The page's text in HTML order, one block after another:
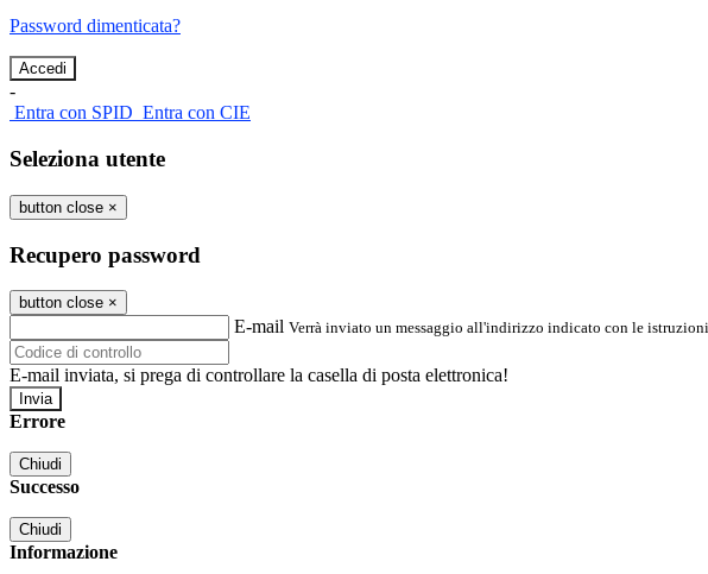
Password dimenticata?
-
Entra con SPID Entra con CIE
Seleziona utente
button close ×
Recupero password
button close ×
E-mail Verrà inviato un messaggio all'indirizzo indicato con le istruzioni
E-mail inviata, si prega di controllare la casella di posta elettronica!
Errore
Chiudi
Successo
Chiudi
Informazione